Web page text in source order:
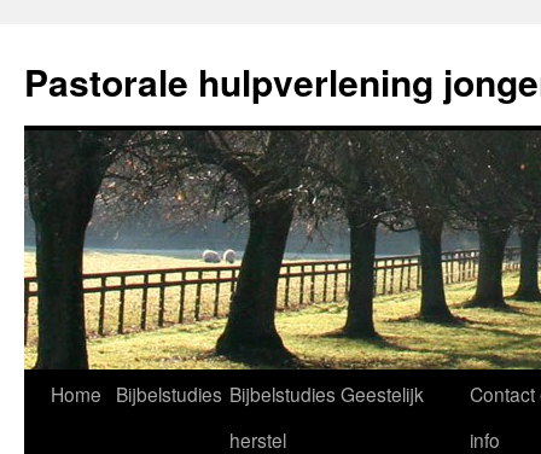
de
inhoud
Pastorale hulpverlening
Home Bijbelstudies Bijbelstudies Geestelijk
herstel
Contact
info